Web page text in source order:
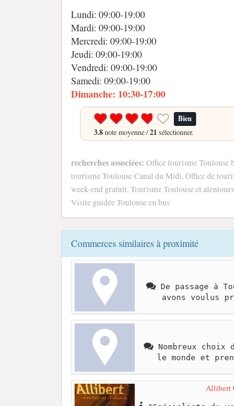
Lundi: 09:00-19:00
Mardi: 09:00-19:00
Mercredi: 09:00-19:00
Jeudi: 09:00-19:00
Vendredi: 09:00-19:00
Samedi: 09:00-19:00
Dimanche: 10:30-17:00
Bien
3.8note moyenne /21 sélectionner.
recherches associées: Office tourisme Toulouse
tourisme Toulouse Canal du Midi, Office de
week-end gratuit, Tourisme Toulouse et
Visite guidée Toulouse en bus
Commerces similaires à proximité
De passage à
avons voulus
Nombreux
le monde et
Allibert